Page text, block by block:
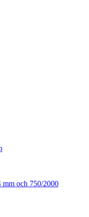
mm och 750/2000